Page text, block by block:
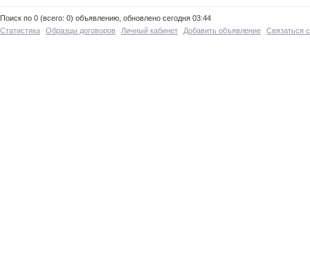
Поиск по 0 (всего: 0) объявлению, обновлено сегодня 03:44
Статистика
Образцы договоров Личный кабинет Добавить объявление Связаться